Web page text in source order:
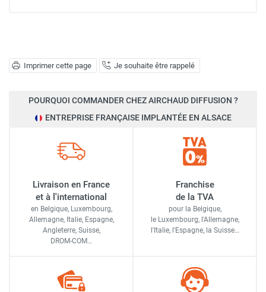
Imprimer cette page Je souhaite être rappelé
POURQUOI COMMANDER CHEZ AIRCHAUD DIFFUSION ?
ENTREPRISE FRANÇAISE IMPLANTÉE EN ALSACE
Livraison en France
et à l'international
en Belgique, Luxembourg,
Allemagne, Italie, Espagne,
Angleterre, Suisse,
DROM-COM…
Franchise
de la TVA
pour la Belgique,
le Luxembourg, l'Allemagne,
l'Italie, l'Espagne, la Suisse…